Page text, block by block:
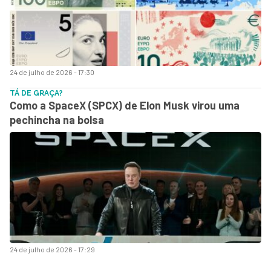
24 de julho de 2026 - 17:30
24 de julho de 2026 - 17:29
TÁ DE GRAÇA?
Como a SpaceX (SPCX) de Elon Musk virou uma
pechincha na bolsa